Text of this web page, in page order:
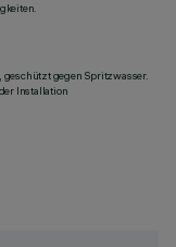
geschützt gegen Spritzwasser.
Installation